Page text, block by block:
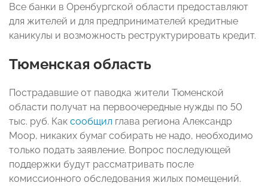
Все банки в Оренбургской области предоставляют
для жителей и для предпринимателей кредитные
каникулы и возможность реструктурировать кредит.
Тюменская область
Пострадавшие от паводка жители Тюменской
области получат на первоочередные нужды по 50
тыс. руб. Как сообщил глава региона Александр
Моор, никаких бумаг собирать не надо, необходимо
только подать заявление. Вопрос последующей
поддержки будут рассматривать после
комиссионного обследования жилых помещений.